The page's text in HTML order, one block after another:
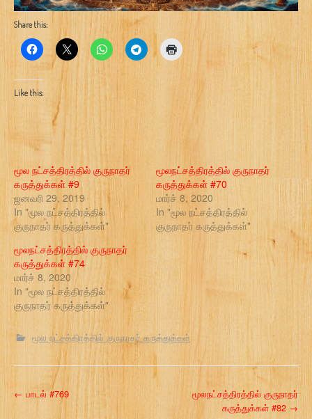
Share this:
Like this:
மூல நட்சத்திரத்தில் குருநாதர்
கருத்துக்கள் #9
ஜனவரி 29, 2019
In "மூல நட்சத்திரத்தில்
குருநாதர் கருத்துக்கள்"
மூலநட்சத்திரத்தில் குருநாதர்
கருத்துக்கள் #70
மார்ச் 8, 2020
In "மூல நட்சத்திரத்தில்
குருநாதர் கருத்துக்கள்"
மூலநட்சத்திரத்தில் குருநாதர்
கருத்துக்கள் #74
மார்ச் 8, 2020
In "மூல நட்சத்திரத்தில்
குருநாதர் கருத்துக்கள்"
மூல நட்சத்திரத்தில் குருநாதர் கருத்துக்கள்
P
← பாடல் #769
மூலநட்சத்திரத்தில் குருநாதர்
கருத்துக்கள் #82 →